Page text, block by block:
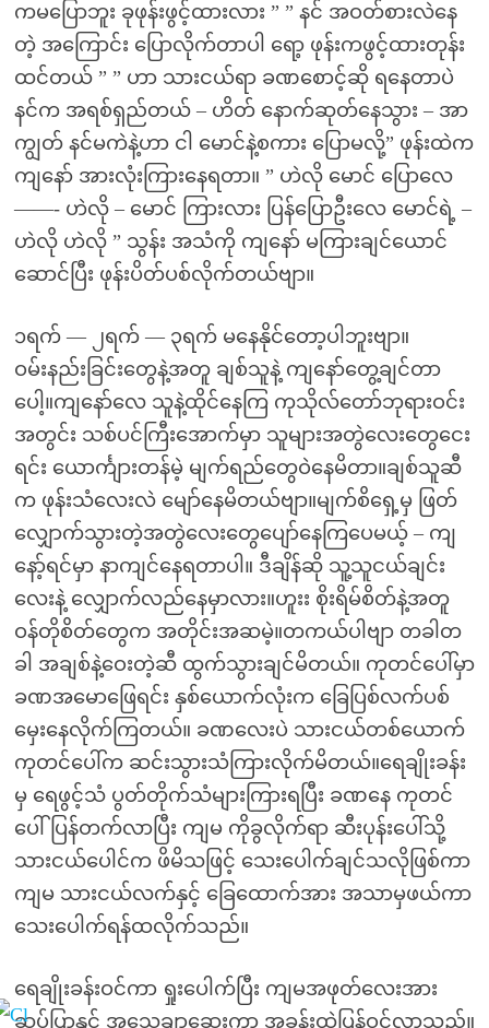
ကမပြောဘူး ခုဖုန်းဖွင့်ထားလား ” ” နင် အဝတ်စားလဲနေ
တဲ့ အကြောင်း ပြောလိုက်တာပါ ရော့ ဖုန်းကဖွင့်ထားတုန်း
ထင်တယ် ” ” ဟာ သားငယ်ရာ ခဏစောင့်ဆို ရနေတာပဲ
နင်က အရစ်ရှည်တယ် – ဟိတ် နောက်ဆုတ်နေသွား – အာ
ကျွတ် နင်မကဲနဲ့ဟာ ငါ မောင်နဲ့စကား ပြောမလို့” ဖုန်းထဲက
ကျနော် အားလုံးကြားနေရတာ။ ” ဟဲလို မောင် ပြောလေ
——- ဟဲလို – မောင် ကြားလား ပြန်ပြောဦးလေ မောင်ရဲ့ –
ဟဲလို ဟဲလို ” သွန်း အသံကို ကျနော် မကြားချင်ယောင်
ဆောင်ပြီး ဖုန်းပိတ်ပစ်လိုက်တယ်ဗျာ။
၁ရက် — ၂ရက် — ၃ရက် မနေနိုင်တော့ပါဘူးဗျာ။
ဝမ်းနည်းခြင်းတွေနဲ့အတူ ချစ်သူနဲ့ ကျနော်တွေ့ချင်တာ
ပေါ့။ကျနော်လေ သူနဲ့ထိုင်နေကြ ကုသိုလ်တော်ဘုရားဝင်း
အတွင်း သစ်ပင်ကြီးအောက်မှာ သူများအတွဲလေးတွေငေး
ရင်း ယောင်္ကျားတန်မဲ့ မျက်ရည်တွေဝဲနေမိတာ။ချစ်သူဆီ
က ဖုန်းသံလေးလဲ မျော်နေမိတယ်ဗျာ။မျက်စိရှေ့မှ ဖြတ်
လျှောက်သွားတဲ့အတွဲလေးတွေပျော်နေကြပေမယ့် – ကျ
နော့်ရင်မှာ နာကျင်နေရတာပါ။ ဒီချိန်ဆို သူ့သူငယ်ချင်း
လေးနဲ့ လျှောက်လည်နေမှာလား။ဟူးး စိုးရိမ်စိတ်နဲ့အတူ
ဝန်တိုစိတ်တွေက အတိုင်းအဆမဲ့။တကယ်ပါဗျာ တခါတ
ခါ အချစ်နဲ့ဝေးတဲ့ဆီ ထွက်သွားချင်မိတယ်။ ကုတင်ပေါ်မှာ
ခဏအမောဖြေရင်း နှစ်ယောက်လုံးက ခြေပြစ်လက်ပစ်
မှေးနေလိုက်ကြတယ်။ ခဏလေးပဲ သားငယ်တစ်ယောက်
ကုတင်ပေါ်က ဆင်းသွားသံကြားလိုက်မိတယ်။ရေချိုးခန်း
မှ ရေဖွင့်သံ ပွတ်တိုက်သံများကြားရပြီး ခဏနေ ကုတင်
ပေါ်ပြန်တက်လာပြီး ကျမ ကိုခွလိုက်ရာ ဆီးပုန်းပေါ်သို့
သားငယ်ပေါင်က ဖိမိသဖြင့် သေးပေါက်ချင်သလိုဖြစ်ကာ
ကျမ သားငယ်လက်နှင့် ခြေထောက်အား အသာမှဖယ်ကာ
သေးပေါက်ရန်ထလိုက်သည်။
ရေချိုးခန်းဝင်ကာ ရှုးပေါက်ပြီး ကျမအဖုတ်လေးအား
ဆပ်ပြာနှင့် အသေချာဆေးကာ အခန်းထဲပြန်ဝင်လာသည်။